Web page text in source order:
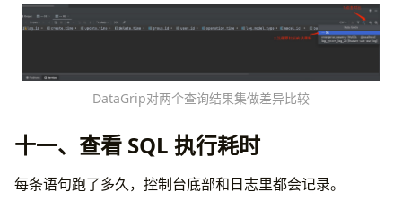
DataGrip对两个查询结果集做差异比较
十一、查看 SQL 执行耗时
每条语句跑了多久，控制台底部和日志里都会记录。